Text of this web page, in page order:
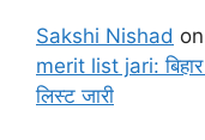
Sakshi Nishad on
merit list jari: बिहार
लिस्ट जारी